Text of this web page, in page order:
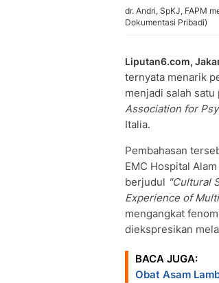
dr. Andri, SpKJ, FAPM
Dokumentasi Pribadi)
Liputan6.com,
ternyata menarik
menjadi salah satu
Association for
Italia.
Pembahasan
EMC Hospital
berjudul "Cultural
Experience of
mengangkat
diekspresikan
BACA JUGA:
Obat Asam